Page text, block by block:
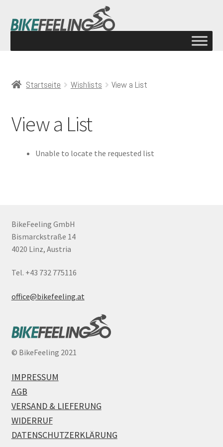
Startseite Wishlists View a List
View a List
Unable to locate the requested list
BikeFeeling GmbH
Bismarckstraße 14
4020 Linz, Austria
Tel. +43 732 775116
office@bikefeeling.at
© BikeFeeling 2021
IMPRESSUM
AGB
VERSAND & LIEFERUNG
WIDERRUF
DATENSCHUTZERKLÄRUNG